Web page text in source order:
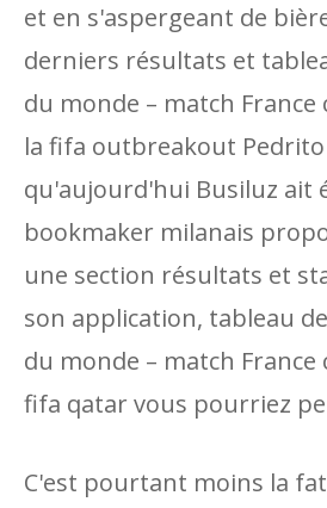
et en s'aspergeant de
derniers résultats et
du monde – match
la fifa outbreakout
qu'aujourd'hui Busiluz ait
bookmaker milanais
une section résultats et
son application, tableau
du monde – match
fifa qatar vous pourriez
C'est pourtant moins la